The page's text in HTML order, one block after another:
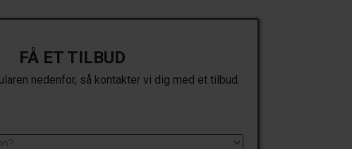
FÅ ET TILBUD
nedenfor, så kontakter vi dig med et tilbud.